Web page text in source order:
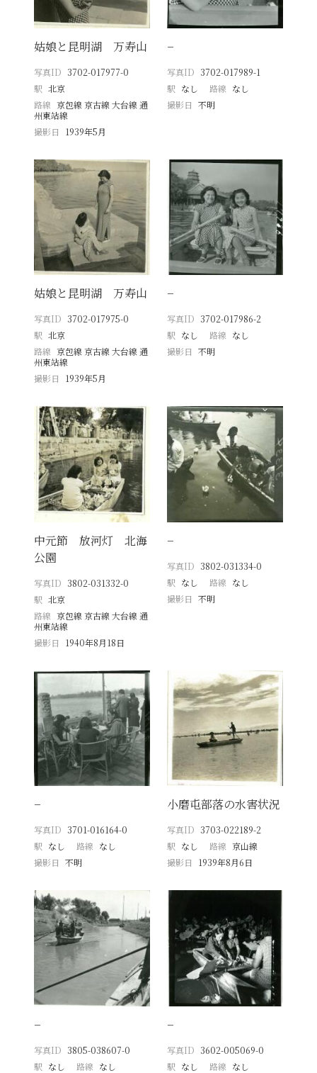
姑娘と昆明湖 万寿山
写真ID 3702-017977-0
駅 北京
路線 京包線 京古線 大台線 通
州東站線
撮影日
1939年5月
−
写真ID 3702-017989-1
駅 なし 路線 なし
撮影日 不明
姑娘と昆明湖 万寿山
写真ID 3702-017975-0
駅 北京
路線 京包線 京古線 大台線 通
州東站線
撮影日
1939年5月
−
写真ID 3702-017986-2
駅 なし 路線 なし
撮影日 不明
中元節 放河灯 北海
公園
写真ID 3802-031332-0
駅 北京
路線 京包線 京古線 大台線 通
州東站線
撮影日
1940年8月18日
−
写真ID 3802-031334-0
駅 なし 路線 なし
撮影日 不明
−
写真ID 3701-016164-0
駅 なし 路線 なし
撮影日
不明
小磨屯部落の水害状況
写真ID 3703-022189-2
駅 なし 路線 京山線
撮影日
1939年8月6日
−
写真ID 3805-038607-0
駅 なし 路線 なし
−
写真ID 3602-005069-0
駅 なし 路線 なし